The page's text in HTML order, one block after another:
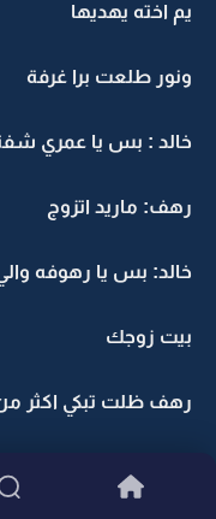
يم اخته يهديها
ونور طلعت برا غرفة
خالد : بس يا عمري
رهف: ماريد اتزوج
خالد: بس يا رهوفه
بيت زوجك
رهف ظلت تبكي اكثر